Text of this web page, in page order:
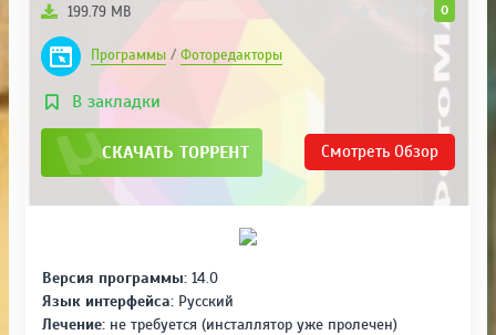
0
199.79 MB
Программы / Фоторедакторы
В закладки
СКАЧАТЬ ТОРРЕНТ Смотреть Обзор
Версия программы: 14.0
Язык интерфейса: Русский
Лечение: не требуется (инсталлятор уже пролечен)